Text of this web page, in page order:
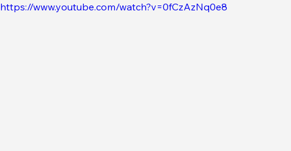
https://www.youtube.com/watch?v=0fCzAzNq0e8